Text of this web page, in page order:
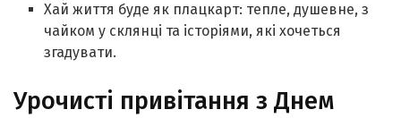
Хай життя буде як плацкарт: тепле, душевне, з
чайком у склянці та історіями, які хочеться
згадувати.
Урочисті привітання з Днем